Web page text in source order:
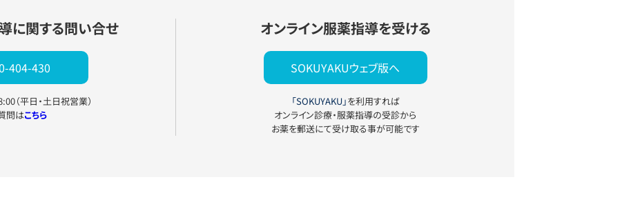
に関する問い合せ
404-430
（平日・土日祝営業）
問はこちら
オンライン服薬指導を受ける
SOKUYAKUウェブ版へ
「SOKUYAKU」を利用すれば
オンライン診療・服薬指導の受診から
お薬を郵送にて受け取る事が可能です